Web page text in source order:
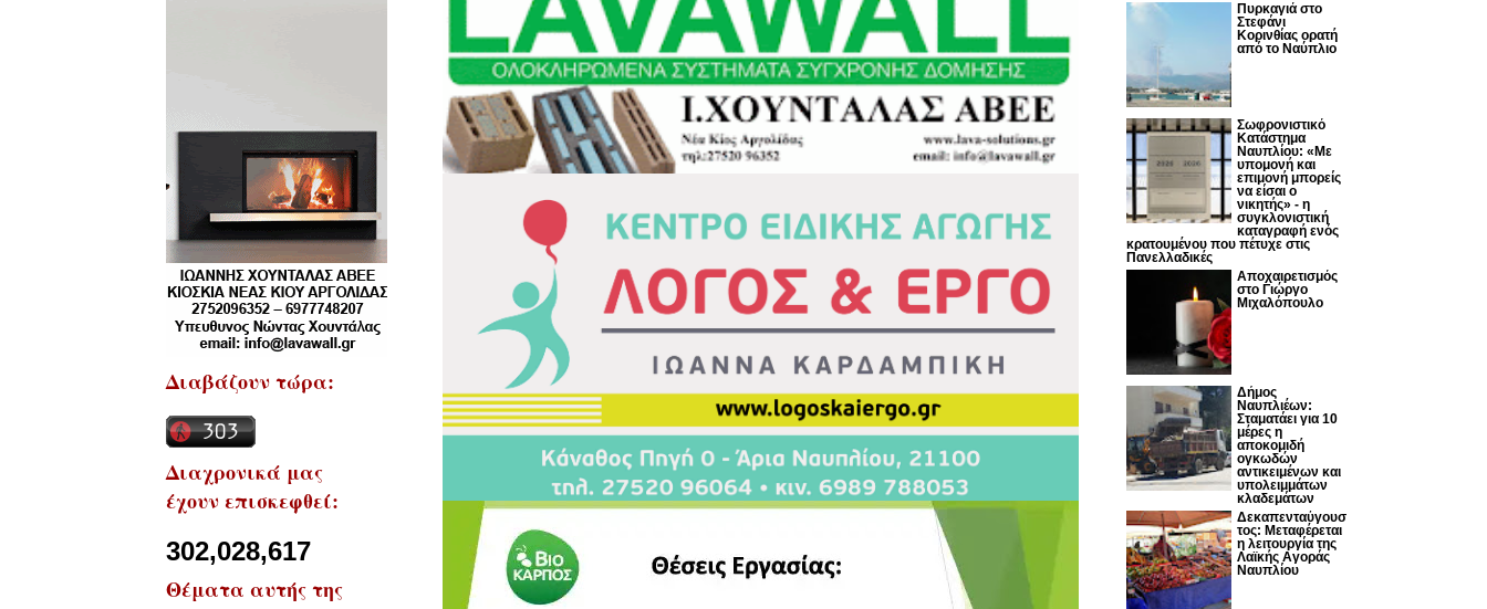
Διαβάζουν τώρα:
Διαχρονικά μας
έχουν επισκεφθεί:
302,028,617
Θέματα αυτής της
Πυρκαγιά στο
Στεφάνι
Κορινθίας ορατή
από το Ναύπλιο
Σωφρονιστικό
Κατάστημα
Ναυπλίου: «Με
υπομονή και
επιμονή μπορείς
να είσαι ο
νικητής» - η
συγκλονιστική
καταγραφή ενός
κρατουμένου που πέτυχε στις
Πανελλαδικές
Αποχαιρετισμός
στο Γιώργο
Μιχαλόπουλο
Δήμος
Ναυπλιέων:
Σταματάει για 10
μέρες η
αποκομιδή
ογκωδών
αντικειμένων και
υπολειμμάτων
κλαδεμάτων
Δεκαπενταύγουσ
τος: Μεταφέρεται
η λειτουργία της
Λαϊκής Αγοράς
Ναυπλίου